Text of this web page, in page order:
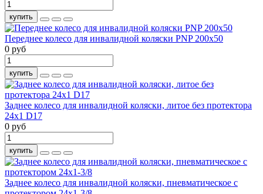
купить
Переднее колесо для инвалидной коляски PNP 200x50
0 руб
купить
Заднее колесо для инвалидной коляски, литое без протектора
24х1 D17
0 руб
купить
Заднее колесо для инвалидной коляски, пневматическое с